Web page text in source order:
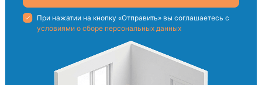
При нажатии на кнопку «Отправить» вы соглашаетесь с
условиями о сборе персональных данных